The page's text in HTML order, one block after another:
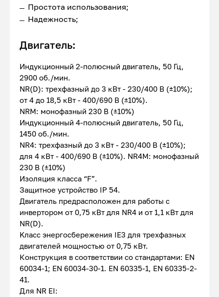
Простота использования;
Надежность;
Двигатель:
Индукционный 2-полюсный двигатель, 50 Гц,
2900 об./мин.
NR(D): трехфазный до 3 кВт - 230/400 В (±10%);
от 4 до 18,5 кВт - 400/690 В (±10%).
NRM: монофазный 230 В (±10%)
Индукционный 4-полюсный двигатель, 50 Гц,
1450 об./мин.
NR4: трехфазный до 3 кВт - 230/400 В (±10%);
для 4 кВт - 400/690 В (±10%). NR4M: монофазный
230 В (±10%)
Изоляция класса “F”.
Защитное устройство IP 54.
Двигатель предрасположен для работы с
инвертором от 0,75 кВт для NR4 и от 1,1 кВт для
NR(D).
Kласс энергосбережения IE3 для трехфазных
двигателей мощностью от 0,75 кВт.
Конструкция в соответствии со стандартами: EN
60034-1; EN 60034-30-1. EN 60335-1, EN 60335-2-
41.
Для NR EI: